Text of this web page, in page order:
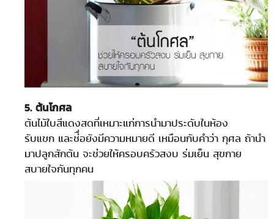
5. ต้นโกศล
ต้นไม้ใบสีแดงสดที่เหมาะแก่การนำมาประดับในห้อง
รับแขก และช่ื่อยังมีความหมายดี เหมือนกับคำว่า กุศล ถ้านำ
มาปลูกสักต้น จะช่วยให้ครอบครัวสงบ ร่มเย็น สุขกาย
สบายใจกันทุกคน